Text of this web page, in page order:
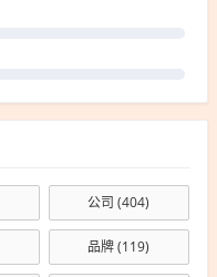
公司 (404)
品牌(119)